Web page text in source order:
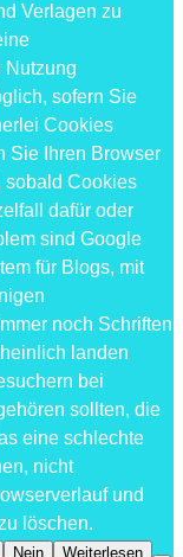
Verlagen zu
Nutzung
sofern Sie
Cookies
Sie Ihren Browser
sobald Cookies
dafür oder
sind Google
für Blogs, mit
noch Schriften
landen
bei
sollten, die
eine schlechte
nicht
und
löschen.
Nein Weiterlesen